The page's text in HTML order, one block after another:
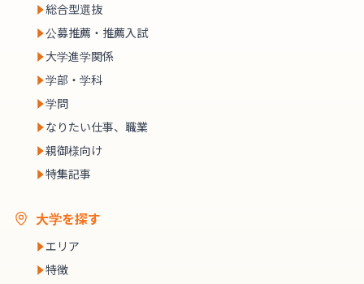
総合型選抜
公募推薦・推薦入試
大学進学関係
学部・学科
学問
なりたい仕事、職業
親御様向け
特集記事
大学を探す
エリア
特徴